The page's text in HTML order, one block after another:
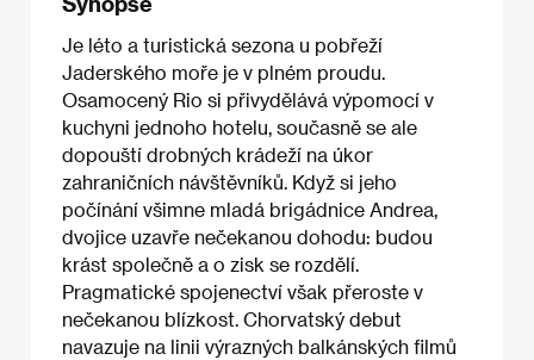
Je léto a turistická sezona u pobřeží
Jaderského moře je v plném proudu.
Osamocený Rio si přivydělává výpomocí v
kuchyni jednoho hotelu, současně se ale
dopouští drobných krádeží na úkor
zahraničních návštěvníků. Když si jeho
počínání všimne mladá brigádnice Andrea,
dvojice uzavře nečekanou dohodu: budou
krást společně a o zisk se rozdělí.
Pragmatické spojenectví však přeroste v
nečekanou blízkost. Chorvatský debut
navazuje na linii výrazných balkánských filmů